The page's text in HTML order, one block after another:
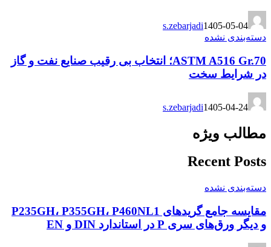
s.zebarjadi1405-05-04
دسته‌بندی نشده
ASTM A516 Gr.70؛ انتخاب بی رقیب صنایع نفت و گاز
در شرایط سخت
s.zebarjadi1405-04-24
مطالب ویژه
Recent Posts
دسته‌بندی نشده
مقایسه جامع گریدهای P235GH، P355GH، P460NL1
و دیگر ورق‌های سری P در استاندارد DIN و EN